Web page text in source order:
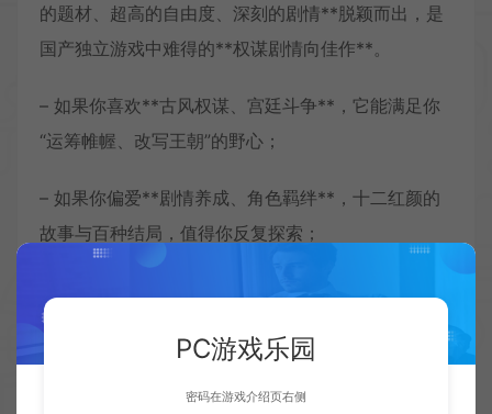
的题材、超高的自由度、深刻的剧情**脱颖而出，是
国产独立游戏中难得的**权谋剧情向佳作**。
– 如果你喜欢**古风权谋、宫廷斗争**，它能满足你
“运筹帷幄、改写王朝”的野心；
– 如果你偏爱**剧情养成、角色羁绊**，十二红颜的
故事与百种结局，值得你反复探索；
它的**深度抉择与人性刻画**，会给你不一样的体
验。
PC游戏乐园
密码在游戏介绍页右侧